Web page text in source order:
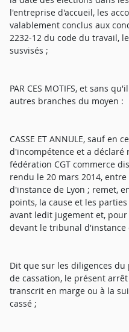
l'entreprise d'accueil, les
valablement conclus aux
2232-12 du code du travail,
susvisés ;
PAR CES MOTIFS, et sans
autres branches du moyen :
CASSE ET ANNULE, sauf en
d'incompétence et a déclaré
fédération CGT commerce
rendu le 20 mars 2014,
d'instance de Lyon ; remet,
points, la cause et les
avant ledit jugement et,
devant le tribunal d'instance
Dit que sur les diligences
de cassation, le présent
transcrit en marge ou à la
cassé ;